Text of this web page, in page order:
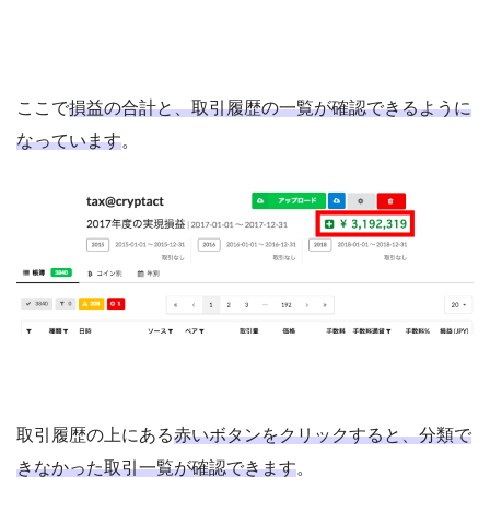
ここで損益の合計と、取引履歴の一覧が確認できるように
なっています。
取引履歴の上にある赤いボタンをクリックすると、分類で
きなかった取引一覧が確認できます。